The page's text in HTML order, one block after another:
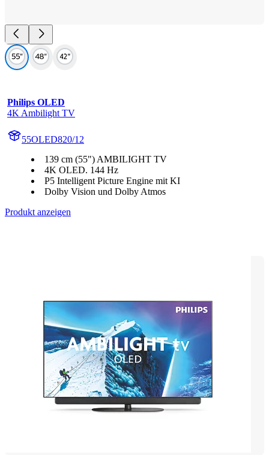
Philips OLED
4K Ambilight TV
55OLED820/12
139 cm (55") AMBILIGHT TV
4K OLED. 144 Hz
P5 Intelligent Picture Engine mit KI
Dolby Vision und Dolby Atmos
Produkt anzeigen